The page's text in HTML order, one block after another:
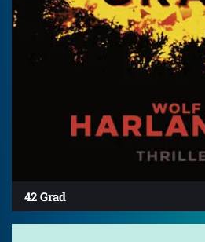
42 Grad